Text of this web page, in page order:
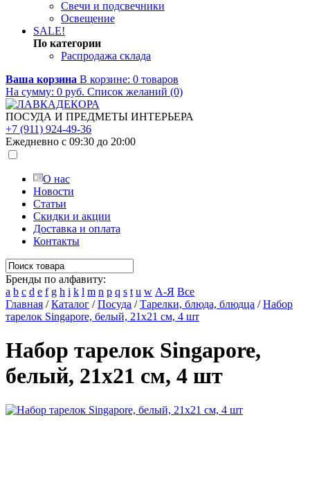
Свечи и подсвечники
Освещение
SALE!
По категории
Распродажа склада
Ваша корзина В корзине: 0 товаров
На сумму: 0 руб. Список желаний (0)
ПОСУДА И ПРЕДМЕТЫ ИНТЕРЬЕРА
+7 (911) 924-49-36
Ежедневно с 09:30 до 20:00
О нас
Новости
Статьи
Скидки и акции
Доставка и оплата
Контакты
Бренды по алфавиту:
a b c d e f g h i k l m n p q s t u w А-Я Все
Главная /Каталог /Посуда /Тарелки, блюда, блюдца /Набор
тарелок Singapore, белый, 21x21 см, 4 шт
Набор тарелок Singapore,
белый, 21x21 см, 4 шт